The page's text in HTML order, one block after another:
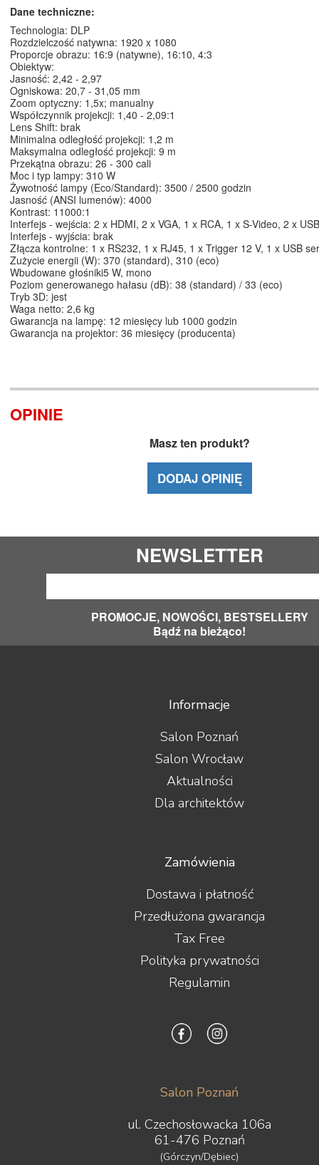
Dane techniczne:
Technologia: DLP
Rozdzielczość natywna: 1920 x 1080
Proporcje obrazu: 16:9 (natywne), 16:10, 4:3
Obiektyw:
Jasność: 2,42 - 2,97
Ogniskowa: 20,7 - 31,05 mm
Zoom optyczny: 1,5x; manualny
Współczynnik projekcji: 1,40 - 2,09:1
Lens Shift: brak
Minimalna odległość projekcji: 1,2 m
Maksymalna odległość projekcji: 9 m
Przekątna obrazu: 26 - 300 cali
Moc i typ lampy: 310 W
Żywotność lampy (Eco/Standard): 3500 / 2500 godzin
Jasność (ANSI lumenów): 4000
Kontrast: 11000:1
Interfejs - wejścia: 2 x HDMI, 2 x VGA, 1 x RCA, 1 x S-Video, 2 x
Interfejs - wyjścia: brak
Złącza kontrolne: 1 x RS232, 1 x RJ45, 1 x Trigger 12 V, 1 x USB
Zużycie energii (W): 370 (standard), 310 (eco)
Wbudowane głośniki5 W, mono
Poziom generowanego hałasu (dB): 38 (standard) / 33 (eco)
Tryb 3D: jest
Waga netto: 2,6 kg
Gwarancja na lampę: 12 miesięcy lub 1000 godzin
Gwarancja na projektor: 36 miesięcy (producenta)
OPINIE
Masz ten produkt?
DODAJ OPINIĘ
NEWSLETTER
PROMOCJE, NOWOŚCI, BESTSELLERY
Bądź na bieżąco!
Informacje
Salon Poznań
Salon Wrocław
Aktualności
Dla architektów
Zamówienia
Dostawa i płatność
Przedłużona gwarancja
Tax Free
Polityka prywatności
Regulamin
Salon Poznań
ul. Czechosłowacka 106a
61-476 Poznań
(Górczyn/Dębiec)